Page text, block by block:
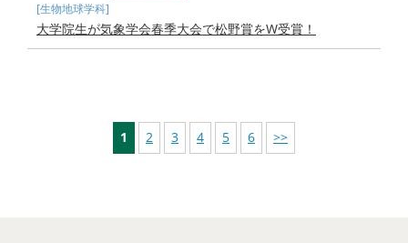
[生物地球学科]
大学院生が気象学会春季大会で松野賞をW受賞！
1 2 3 4 5 6 >>